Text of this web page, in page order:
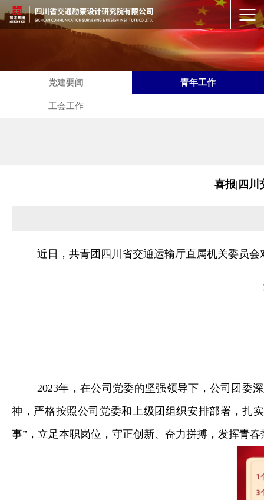
党建要闻 青年工作
工会工作
喜报|四川
近日，共青团四川省交通运输厅直属机关委员
2023年，在公司党委的坚强领导下，公司团委
神，严格按照公司党委和上级团组织安排部署，扎
事”，立足本职岗位，守正创新、奋力拼搏，发挥青